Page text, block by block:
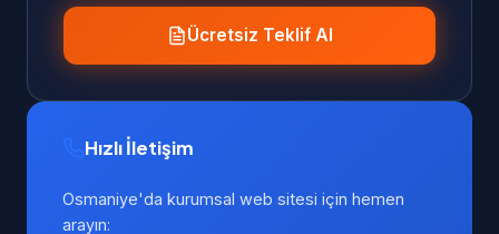
Ücretsiz Teklif Al
Hızlı İletişim
Osmaniye'da kurumsal web sitesi için hemen
arayın: